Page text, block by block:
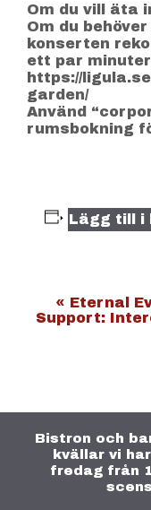
Om du vill äta
Om du
konserten
ett par
https://
garden/
Använd
rumsbokning
Lägg till i
v
a
« Eternal
Support:
Bistron och
kvällar vi
fredag från